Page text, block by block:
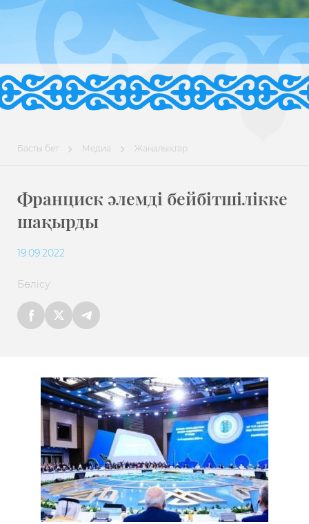
Басты бет Медиа Жаңалықтар
Франциск әлемді бейбітшілікке
шақырды
19.09.2022
Бөлісу